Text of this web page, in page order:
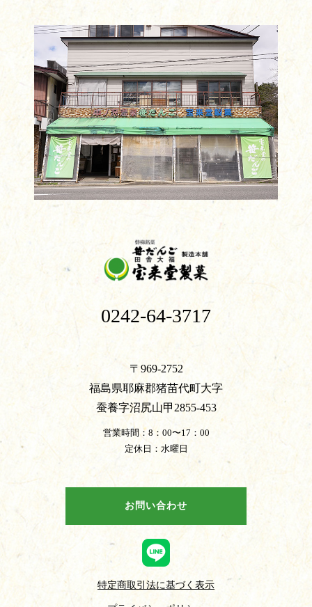
0242-64-3717
〒969-2752
福島県耶麻郡猪苗代町大字
蚕養字沼尻山甲2855-453
営業時間：8：00〜17：00
定休日：水曜日
お問い合わせ
特定商取引法に基づく表示